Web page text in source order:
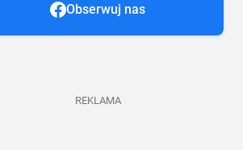
Obserwuj nas
REKLAMA